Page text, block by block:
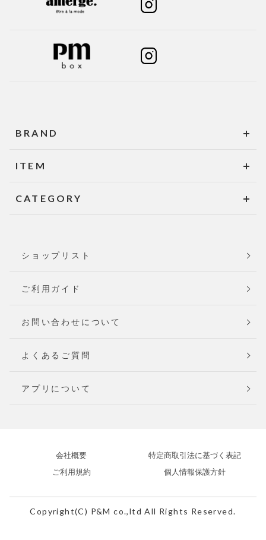
BRAND
ITEM
CATEGORY
ショップリスト
ご利用ガイド
お問い合わせについて
よくあるご質問
アプリについて
会社概要
特定商取引法に基づく表記
ご利用規約
個人情報保護方針
Copyright(C) P&M co.,ltd All Rights Reserved.